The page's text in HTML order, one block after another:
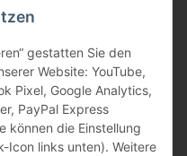
Bau & Handwerk,
auchSchwerlastrampen /
Traglast von namhaften
mitAluboxen / Alu -
zudem als
kostengünstig mit
Sie uns an!
gestatten Sie den
Website: YouTube,
Pixel, Google Analytics,
PayPal Express
können die Einstellung
Icon links unten). Weitere